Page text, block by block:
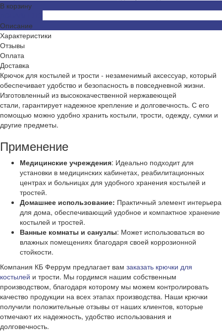
В корзину
Описание
Характеристики
Отзывы
Оплата
Доставка
Крючок для костылей и трости - незаменимый аксессуар, который
обеспечивает удобство и безопасность в повседневной жизни.
Изготовленный из высококачественной нержавеющей
стали, гарантирует надежное крепление и долговечность. С его
помощью можно удобно хранить костыли, трости, одежду, сумки и
другие предметы.
Применение
Медицинские учреждения: Идеально подходит для
установки в медицинских кабинетах, реабилитационных
центрах и больницах для удобного хранения костылей и
тростей.
Домашнее использование: Практичный элемент интерьера
для дома, обеспечивающий удобное и компактное хранение
костылей и тростей.
Ванные комнаты и санузлы: Может использоваться во
влажных помещениях благодаря своей коррозионной
стойкости.
Компания КБ Феррум предлагает вам заказать крючки для
костылей и трости. Мы гордимся нашим собственным
производством, благодаря которому мы можем контролировать
качество продукции на всех этапах производства. Наши крючки
получили положительные отзывы от наших клиентов, которые
отмечают их надежность, удобство использования и
долговечность.